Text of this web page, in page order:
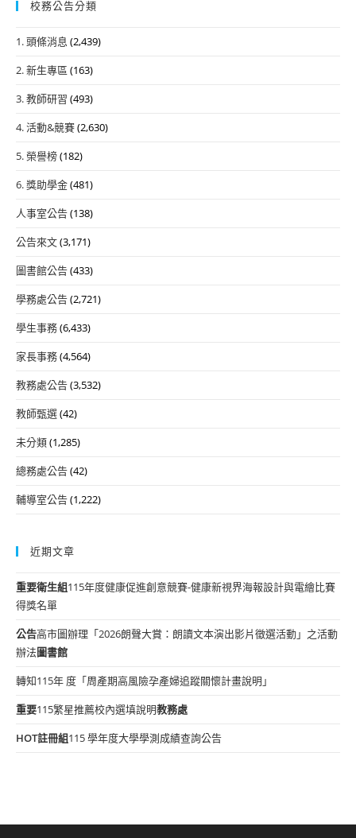
校務公告分類
1. 頭條消息 (2,439)
2. 新生專區 (163)
3. 教師研習 (493)
4. 活動&競賽(2,630)
5. 榮譽榜(182)
6. 獎助學金(481)
人事室公告(138)
公告來文(3,171)
圖書館公告(433)
學務處公告(2,721)
學生事務(6,433)
家長事務(4,564)
教務處公告(3,532)
教師甄選(42)
未分類(1,285)
總務處公告(42)
輔導室公告(1,222)
近期文章
重要衛生組115年度健康促進創意競賽-健康新視界海報設計與電繪比賽
得獎名單
公告高市圖辦理「2026朗聲大賞：朗讀文本演出影片徵選活動」之活動
辦法圖書館
轉知115年 度「周產期高風險孕產婦追蹤關懷計畫說明」
重要115繁星推薦校內選填說明教務處
HOT註冊組115 學年度大學學測成績查詢公告